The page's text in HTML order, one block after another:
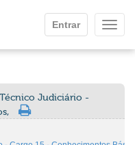
Entrar
Técnico Judiciário -